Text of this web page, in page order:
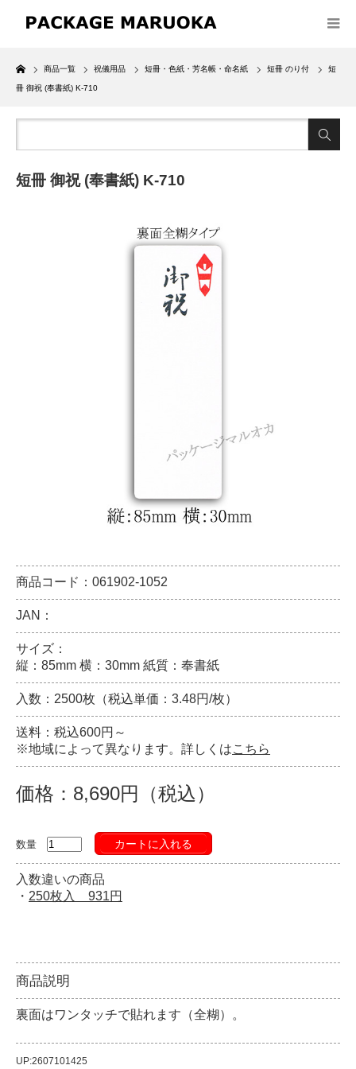
Home
商品一覧 祝儀用品 短冊・色紙・芳名帳・命名紙 短冊 のり付 短
冊 御祝 (奉書紙) K-710
短冊 御祝 (奉書紙) K-710
商品コード：061902-1052
JAN：
サイズ：
縦：85mm 横：30mm 紙質：奉書紙
入数：2500枚（税込単価：3.48円/枚）
送料：税込600円～
※地域によって異なります。詳しくはこちら
価格：8,690円（税込）
数量 カートに入れる
入数違いの商品
・ 250枚入 931円
商品説明
裏面はワンタッチで貼れます（全糊）。
UP:2607101425